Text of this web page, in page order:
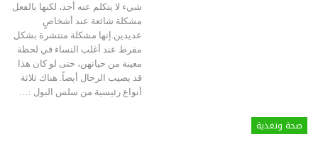
شيء لا يتكلم عنه أحد، لكنها بالفعل
مشكلة شائعة عند أشخاصٍ
عديدين.إنها مشكلة منتشرة بشكل
مفرط عند أغلب النساء في لحظة
معينة من حياتهن، حتى لو كان هذا
قد يصيب الرجال أيضاً. هناك ثلاثة
أنواع رئيسية من سلس البول :…
صحة وتغذية